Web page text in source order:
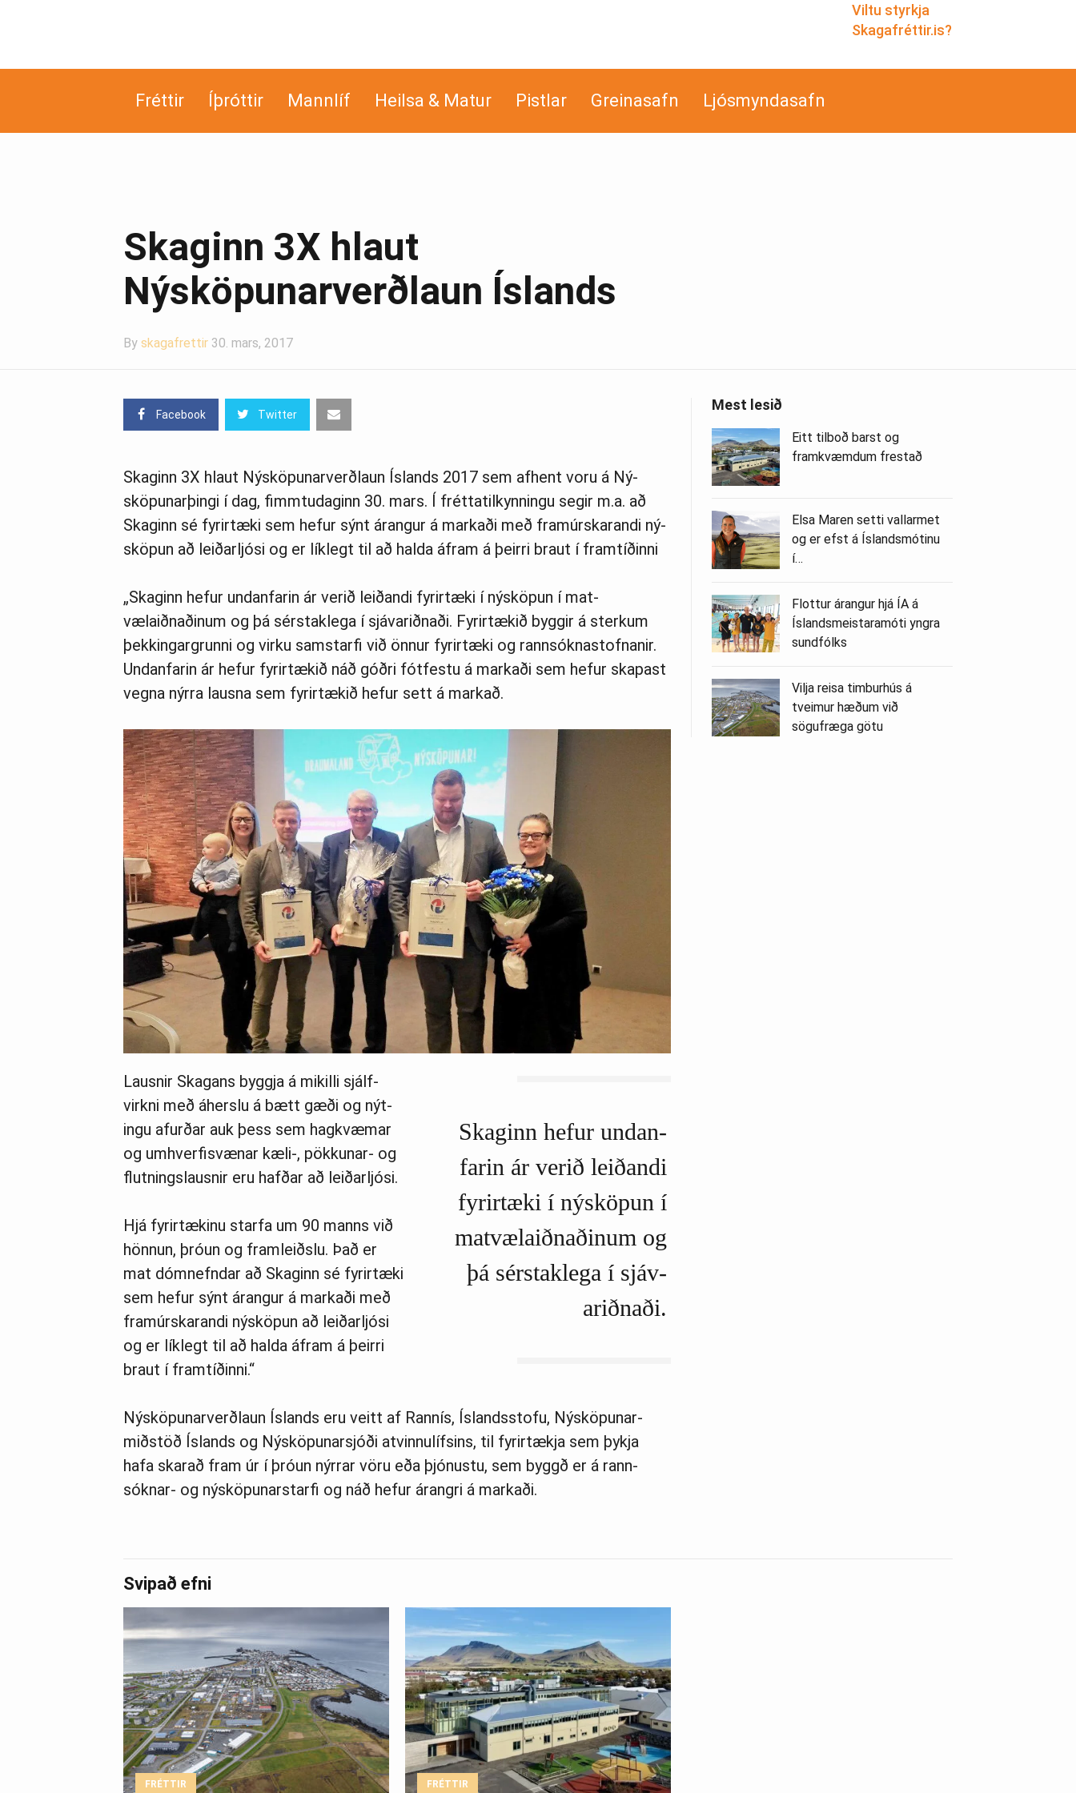
Viltu styrkja
Skagafréttir.is?
Fréttir Íþróttir Mannlíf Heilsa & Matur Pistlar Greinasafn Ljósmyndasafn
Skaginn 3X hlaut
Nýsköpunarverðlaun Íslands
By skagafrettir 30. mars, 2017
Facebook Twitter
Skag­inn 3X hlaut Ný­sköp­un­ar­verðlaun Íslands 2017 sem af­hent voru á Ný­
sköp­un­arþingi í dag, fimmtudaginn 30. mars. Í fréttatilkynningu segir m.a. að
Skag­inn sé fyr­ir­tæki sem hef­ur sýnt ár­ang­ur á markaði með framúrsk­ar­andi ný­
sköp­un að leiðarljósi og er lík­legt til að halda áfram á þeirri braut í framtíðinni
„Skag­inn hef­ur und­an­far­in ár verið leiðandi fyr­ir­tæki í ný­sköp­un í mat­
vælaiðnaðinum og þá sér­stak­lega í sjáv­ariðnaði. Fyr­ir­tækið bygg­ir á sterk­um
þekk­ing­ar­grunni og virku sam­starfi við önn­ur fyr­ir­tæki og rann­sókna­stofn­an­ir.
Und­an­far­in ár hef­ur fyr­ir­tækið náð góðri fót­festu á markaði sem hef­ur skap­ast
vegna nýrra lausna sem fyr­ir­tækið hef­ur sett á markað.
Skag­inn hef­ur und­an­
far­in ár verið leiðandi
fyr­ir­tæki í ný­sköp­un í
mat­vælaiðnaðinum og
þá sér­stak­lega í sjáv­
ariðnaði.
Lausn­ir Skag­ans byggja á mik­illi sjálf­
virkni með áherslu á bætt gæði og nýt­
ingu afurðar auk þess sem hag­kvæm­ar
og um­hverf­i­s­væn­ar kæli-, pökk­un­ar- og
flutn­ings­lausn­ir eru hafðar að leiðarljósi.
Hjá fyr­ir­tæk­inu starfa um 90 manns við
hönn­un, þróun og fram­leiðslu. Það er
mat dóm­nefnd­ar að Skag­inn sé fyr­ir­tæki
sem hef­ur sýnt ár­ang­ur á markaði með
framúrsk­ar­andi ný­sköp­un að leiðarljósi
og er lík­legt til að halda áfram á þeirri
braut í framtíðinni.“
Ný­sköp­un­ar­verðlaun Íslands eru veitt af Rannís, Íslands­stofu, Ný­sköp­un­ar­
miðstöð Íslands og Ný­sköp­un­ar­sjóði at­vinnu­lífs­ins, til fyr­ir­tækja sem þykja
hafa skarað fram úr í þróun nýrr­ar vöru eða þjón­ustu, sem byggð er á rann­
sókn­ar- og ný­sköp­un­ar­starfi og náð hef­ur ár­angri á markaði.
Mest lesið
Eitt tilboð barst og
framkvæmdum frestað
Elsa Maren setti vallarmet
og er efst á Íslandsmótinu
í…
Flottur árangur hjá ÍA á
Íslandsmeistaramóti yngra
sundfólks
Vilja reisa timburhús á
tveimur hæðum við
sögufræga götu
Svipað efni
FRÉTTIR FRÉTTIR